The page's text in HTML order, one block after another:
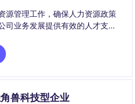
源管理工作，确保人力资源政策
司业务发展提供有效的人才支
施。
兽科技型企业